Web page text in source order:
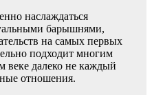
наслаждаться
барышнями,
на самых первых
подходит многим
веке далеко не каждый
отношения.